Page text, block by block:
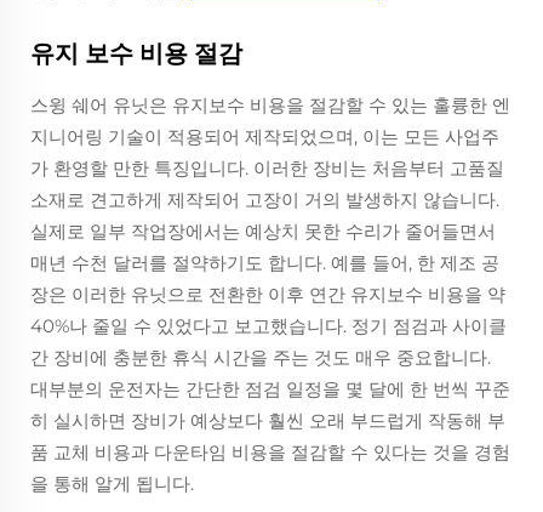
유지 보수 비용 절감
스윙 쉐어 유닛은 유지보수 비용을 절감할 수 있는 훌륭한 엔
지니어링 기술이 적용되어 제작되었으며, 이는 모든 사업주
가 환영할 만한 특징입니다. 이러한 장비는 처음부터 고품질
소재로 견고하게 제작되어 고장이 거의 발생하지 않습니다.
실제로 일부 작업장에서는 예상치 못한 수리가 줄어들면서
매년 수천 달러를 절약하기도 합니다. 예를 들어, 한 제조 공
장은 이러한 유닛으로 전환한 이후 연간 유지보수 비용을 약
40%나 줄일 수 있었다고 보고했습니다. 정기 점검과 사이클
간 장비에 충분한 휴식 시간을 주는 것도 매우 중요합니다.
대부분의 운전자는 간단한 점검 일정을 몇 달에 한 번씩 꾸준
히 실시하면 장비가 예상보다 훨씬 오래 부드럽게 작동해 부
품 교체 비용과 다운타임 비용을 절감할 수 있다는 것을 경험
을 통해 알게 됩니다.